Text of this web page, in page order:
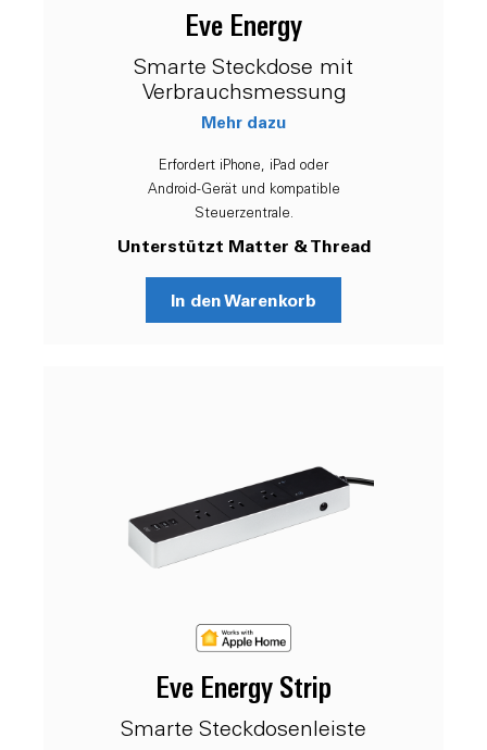
Eve Energy
Smarte Steckdose mit
Verbrauchsmessung
Mehr dazu
Erfordert iPhone, iPad oder
Android-Gerät und kompatible
Steuerzentrale.
Unterstützt Matter & Thread
In den Warenkorb
Eve Energy Strip
Smarte Steckdosenleiste